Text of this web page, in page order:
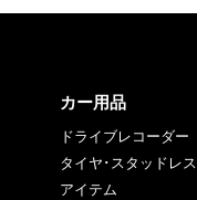
カー用品
ドライブレコーダー
タイヤ･スタッドレス
アイテム